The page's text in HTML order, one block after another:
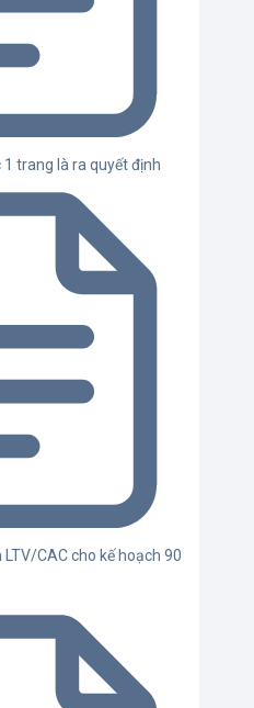
1 trang là ra quyết định
CAC cho kế hoạch 90